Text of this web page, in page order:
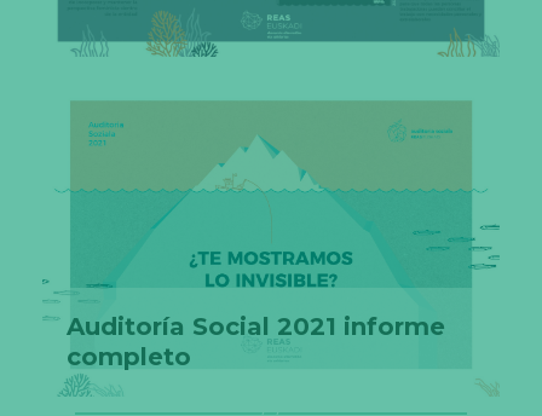
Auditoría Social 2021 informe
completo